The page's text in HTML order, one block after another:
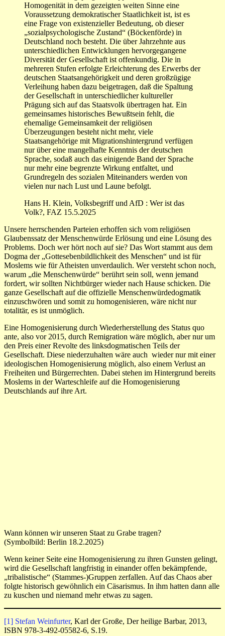
Homogenität in dem gezeigten weiten Sinne eine
Voraussetzung demokratischer Staatlichkeit ist, ist es
eine Frage von existenzieller Bedeutung, ob dieser
„sozialpsychologische Zustand“ (Böckenförde) in
Deutschland noch besteht. Die über Jahrzehnte aus
unterschiedlichen Entwicklungen hervorgegangene
Diversität der Gesellschaft ist offenkundig. Die in
mehreren Stufen erfolgte Erleichterung des Erwerbs der
deutschen Staatsangehörigkeit und deren großzügige
Verleihung haben dazu beigetragen, daß die Spaltung
der Gesellschaft in unterschiedlicher kultureller
Prägung sich auf das Staatsvolk übertragen hat. Ein
gemeinsames historisches Bewußtsein fehlt, die
ehemalige Gemeinsamkeit der religiösen
Überzeugungen besteht nicht mehr, viele
Staatsangehörige mit Migrationshintergrund verfügen
nur über eine mangelhafte Kenntnis der deutschen
Sprache, sodaß auch das einigende Band der Sprache
nur mehr eine begrenzte Wirkung entfaltet, und
Grundregeln des sozialen Miteinanders werden von
vielen nur nach Lust und Laune befolgt.
Hans H. Klein, Volksbegriff und AfD : Wer ist das
Volk?, FAZ 15.5.2025
Unsere herrschenden Parteien erhoffen sich vom religiösen
Glaubenssatz der Menschenwürde Erlösung und eine Lösung des
Problems. Doch wer hört noch auf sie? Das Wort stammt aus dem
Dogma der „Gottesebenbildlichkeit des Menschen“ und ist für
Moslems wie für Atheisten unverdaulich. Wer versteht schon noch,
warum „die Menschenwürde“ berührt sein soll, wenn jemand
fordert, wir sollten Nichtbürger wieder nach Hause schicken. Die
ganze Gesellschaft auf die offizielle Menschenwürdedogmatik
einzuschwören und somit zu homogenisieren, wäre nicht nur
totalitär, es ist unmöglich.
Eine Homogenisierung durch Wiederherstellung des Status quo
ante, also vor 2015, durch Remigration wäre möglich, aber nur um
den Preis einer Revolte des linksdogmatischen Teils der
Gesellschaft. Diese niederzuhalten wäre auch wieder nur mit einer
ideologischen Homogenisierung möglich, also einem Verlust an
Freiheiten und Bürgerrechten. Dabei stehen im Hintergrund bereits
Moslems in der Warteschleife auf die Homogenisierung
Deutschlands auf ihre Art.
Wann können wir unseren Staat zu Grabe tragen?
(Symbolbild: Berlin 18.2.2025)
Wenn keiner Seite eine Homogenisierung zu ihren Gunsten gelingt,
wird die Gesellschaft langfristig in einander offen bekämpfende,
„tribalistische“ (Stammes-)Gruppen zerfallen. Auf das Chaos aber
folgte historisch gewöhnlich ein Cäsarismus. In ihm hatten dann alle
zu kuschen und niemand mehr etwas zu sagen.
[1] Stefan Weinfurter, Karl der Große, Der heilige Barbar, 2013,
ISBN 978-3-492-05582-6, S.19.